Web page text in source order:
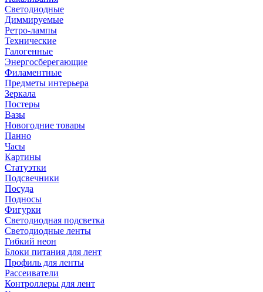
Светодиодные
Диммируемые
Ретро-лампы
Технические
Галогенные
Энергосберегающие
Филаментные
Предметы интерьера
Зеркала
Постеры
Вазы
Новогодние товары
Панно
Часы
Картины
Статуэтки
Подсвечники
Посуда
Подносы
Фигурки
Светодиодная подсветка
Светодиодные ленты
Гибкий неон
Блоки питания для лент
Профиль для ленты
Рассеиватели
Контроллеры для лент